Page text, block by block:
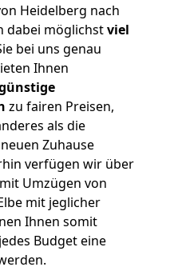
Heidelberg nach
dabei möglichstviel
bei uns genau
Ihnen
zu fairen Preisen,
als die
Zuhause
verfügen wir über
Umzügen von
mit jeglicher
Ihnen somit
Budget eine